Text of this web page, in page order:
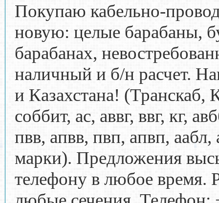
Покупаю кабельно-
новую: целые барабаны,
барабанах,
наличный и б/н расчет.
и Казахстана!
соббит, ас, аввг, ввг, кг,
пвв, апвв, пвп, апвп,
марки). Предложения
телефону в любое время.